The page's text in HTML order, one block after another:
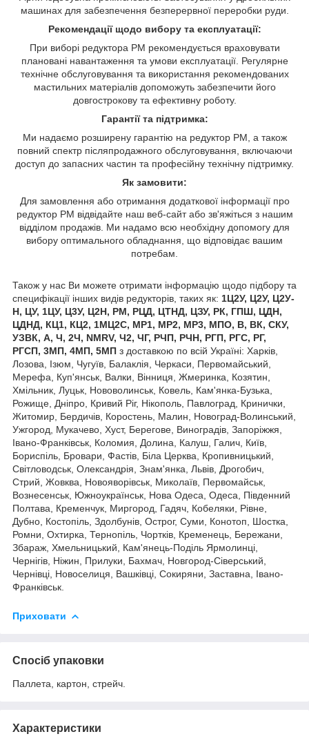
машинах для забезпечення безперервної переробки руди.
Рекомендації щодо вибору та експлуатації:
При виборі редуктора РМ рекомендується враховувати
плановані навантаження та умови експлуатації. Регулярне
технічне обслуговування та використання рекомендованих
мастильних матеріалів допоможуть забезпечити його
довгострокову та ефективну роботу.
Гарантії та підтримка:
Ми надаємо розширену гарантію на редуктор РМ, а також
повний спектр післяпродажного обслуговування, включаючи
доступ до запасних частин та професійну технічну підтримку.
Як замовити:
Для замовлення або отримання додаткової інформації про
редуктор РМ відвідайте наш веб-сайт або зв'яжіться з нашим
відділом продажів. Ми надамо всю необхідну допомогу для
вибору оптимального обладнання, що відповідає вашим
потребам.
Також у нас Ви можете отримати інформацію щодо підбору та
специфікації інших видів редукторів, таких як: 1Ц2У, Ц2У, Ц2У-
Н, ЦУ, 1ЦУ, Ц3У, Ц2Н, РМ, РЦД, ЦТНД, ЦЗУ, РК, ГПШ, ЦДН,
ЦДНД, КЦ1, КЦ2, 1МЦ2С, МР1, МР2, МР3, МПО, В, ВК, СКУ,
УЗВК, А, Ч, 2Ч, NMRV, Ч2, ЧГ, РЧП, РЧН, РГП, РГС, РГ,
РГСП, 3МП, 4МП, 5МП з доставкою по всій Україні: Харків,
Лозова, Ізюм, Чугуїв, Балаклія, Черкаси, Первомайський,
Мерефа, Куп'янськ, Валки, Вінниця, Жмеринка, Козятин,
Хмільник, Луцьк, Нововолинськ, Ковель, Кам'янка-Бузька,
Рожище, Дніпро, Кривий Ріг, Нікополь, Павлоград, Кринички,
Житомир, Бердичів, Коростень, Малин, Новоград-Волинський,
Ужгород, Мукачево, Хуст, Берегове, Виноградів, Запоріжжя,
Івано-Франківськ, Коломия, Долина, Калуш, Галич, Київ,
Бориспіль, Бровари, Фастів, Біла Церква, Кропивницький,
Світловодськ, Олександрія, Знам'янка, Львів, Дрогобич,
Стрий, Жовква, Новояворівськ, Миколаїв, Первомайськ,
Вознесенськ, Южноукраїнськ, Нова Одеса, Одеса, Південний
Полтава, Кременчук, Миргород, Гадяч, Кобеляки, Рівне,
Дубно, Костопіль, Здолбунів, Острог, Суми, Конотоп, Шостка,
Ромни, Охтирка, Тернопіль, Чортків, Кременець, Бережани,
Збараж, Хмельницький, Кам'янець-Поділь Ярмолинці,
Чернігів, Ніжин, Прилуки, Бахмач, Новгород-Сіверський,
Чернівці, Новоселиця, Вашківці, Сокиряни, Заставна, Івано-
Франківськ.
Приховати
Спосіб упаковки
Паллета, картон, стрейч.
Характеристики